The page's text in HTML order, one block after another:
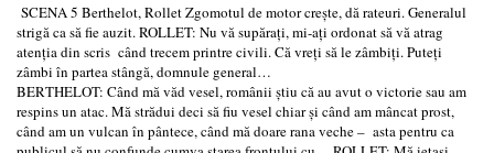
SCENA 5 Berthelot, Rollet Zgomotul de motor creşte, dă rateuri. Generalul
strigă ca să fie auzit. ROLLET: Nu vă supăraţi, mi-aţi ordonat să vă atrag
atenţia din scris când trecem printre civili. Că vreţi să le zâmbiţi. Puteţi
zâmbi în partea stângă, domnule general…
BERTHELOT: Când mă văd vesel, românii ştiu că au avut o victorie sau am
respins un atac. Mă strădui deci să fiu vesel chiar şi când am mâncat prost,
când am un vulcan în pântece, când mă doare rana veche – asta pentru ca